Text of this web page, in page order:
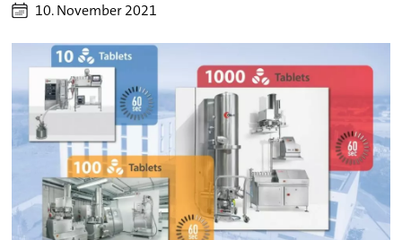
10. November 2021